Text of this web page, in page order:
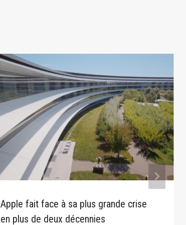
Apple fait face à sa plus grande crise
en plus de deux décennies